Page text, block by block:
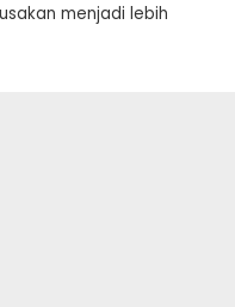
menjadi lebih